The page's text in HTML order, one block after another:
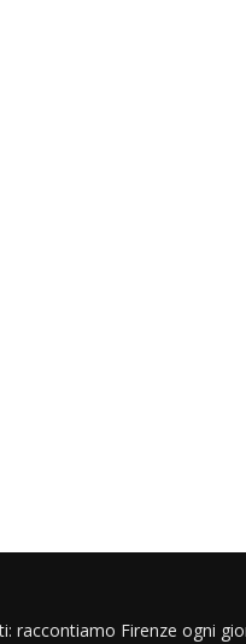
raccontiamo Firenze ogni